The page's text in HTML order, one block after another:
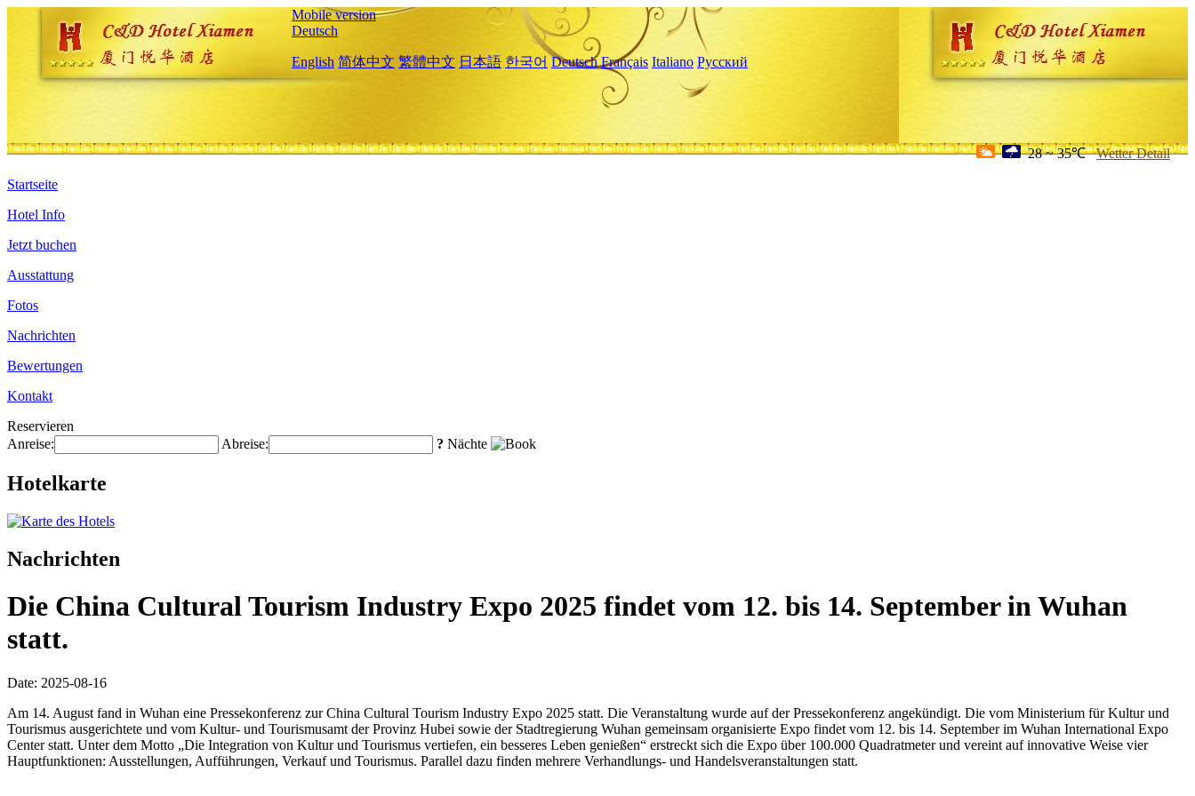
Mobile version
Deutsch
English 简体中文 繁體中文 日本語 한국어 Deutsch Français Italiano Русский
28 ~ 35℃ Wetter Detail
Startseite
Hotel Info
Jetzt buchen
Ausstattung
Fotos
Nachrichten
Bewertungen
Kontakt
Reservieren
Anreise:
Abreise: ? Nächte
Hotelkarte
Nachrichten
Die China Cultural Tourism Industry Expo 2025 findet vom 12. bis 14. September in Wuhan
statt.
Date: 2025-08-16
Am 14. August fand in Wuhan eine Pressekonferenz zur China Cultural Tourism Industry Expo 2025 statt. Die Veranstaltung wurde auf der Pressekonferenz angekündigt. Die vom Ministerium für Kultur und
Tourismus ausgerichtete und vom Kultur- und Tourismusamt der Provinz Hubei sowie der Stadtregierung Wuhan gemeinsam organisierte Expo findet vom 12. bis 14. September im Wuhan International Expo
Center statt. Unter dem Motto „Die Integration von Kultur und Tourismus vertiefen, ein besseres Leben genießen“ erstreckt sich die Expo über 100.000 Quadratmeter und vereint auf innovative Weise vier
Hauptfunktionen: Ausstellungen, Aufführungen, Verkauf und Tourismus. Parallel dazu finden mehrere Verhandlungs- und Handelsveranstaltungen statt.